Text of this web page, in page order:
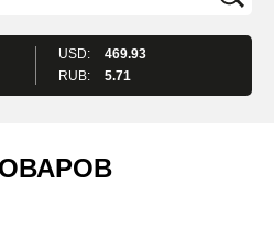
USD:
469.93
RUB:
5.71